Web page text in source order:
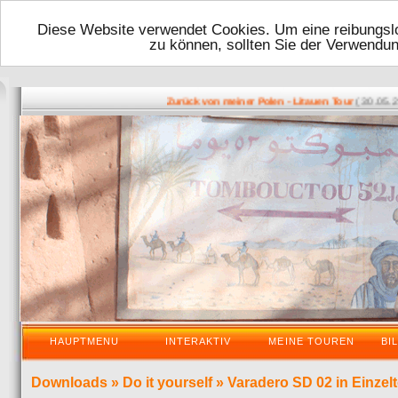
Diese Website verwendet Cookies. Um eine
zu können, sollten Sie der
Zurück von meiner Polen - Litauen Tour(
HAUPTMENU INTERAKTIV MEINE TOUREN
Downloads » Do it yourself» Varadero SD 02 in